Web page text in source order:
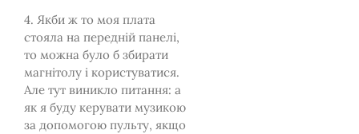
4. Якби ж то моя плата
стояла на передній панелі,
то можна було б збирати
магнітолу і користуватися.
Але тут виникло питання: а
як я буду керувати музикою
за допомогою пульту, якщо